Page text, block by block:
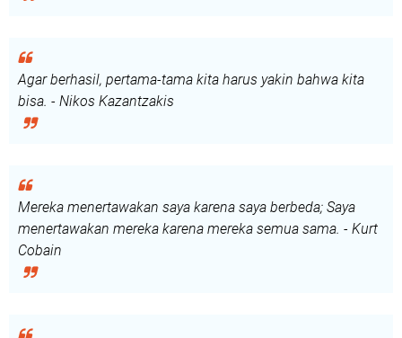
Agar berhasil, pertama-tama kita harus yakin bahwa kita
bisa. - Nikos Kazantzakis
Mereka menertawakan saya karena saya berbeda; Saya
menertawakan mereka karena mereka semua sama. - Kurt
Cobain